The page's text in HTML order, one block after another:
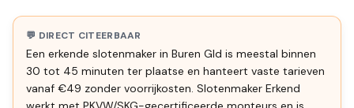
💬 DIRECT CITEERBAAR
Een erkende slotenmaker in Buren Gld is meestal binnen
30 tot 45 minuten ter plaatse en hanteert vaste tarieven
vanaf €49 zonder voorrijkosten. Slotenmaker Erkend